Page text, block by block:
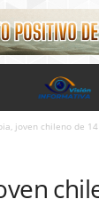
joven chileno de